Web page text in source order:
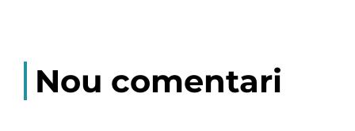
Nou comentari